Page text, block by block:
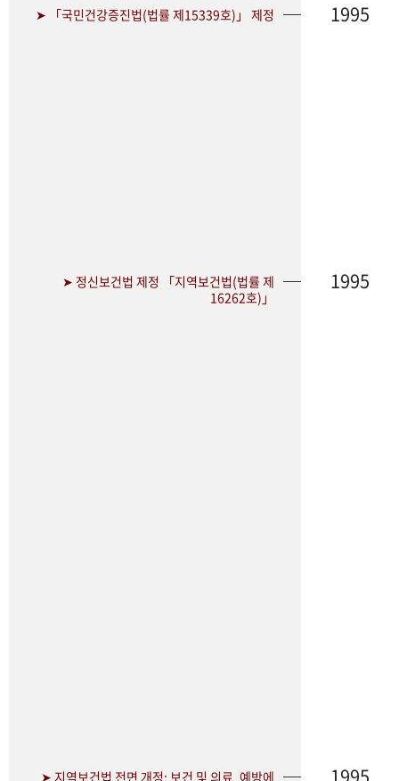
➤ 「국민건강증진법(법률 제15339호)」 제정 1995
➤ 정신보건법 제정 「지역보건법(법률 제
16262호)」
1995
➤ 지역보건법 전면 개정: 보건 및 의료, 예방에